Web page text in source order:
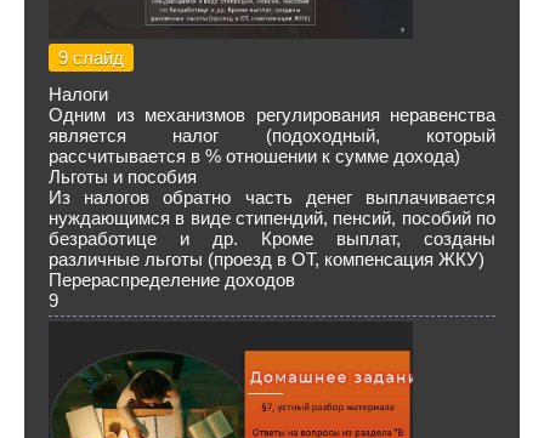
9 слайд
Налоги
Одним из механизмов регулирования неравенства
является налог (подоходный, который
рассчитывается в % отношении к сумме дохода)
Льготы и пособия
Из налогов обратно часть денег выплачивается
нуждающимся в виде стипендий, пенсий, пособий по
безработице и др. Кроме выплат, созданы
различные льготы (проезд в ОТ, компенсация ЖКУ)
Перераспределение доходов
9